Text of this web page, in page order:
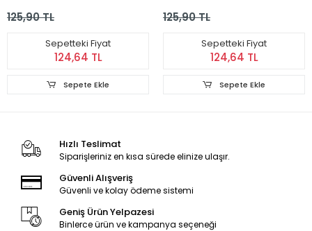
125,90 TL
Sepetteki Fiyat
124,64 TL
Sepete Ekle
125,90 TL
Sepetteki Fiyat
124,64 TL
Sepete Ekle
Hızlı Teslimat
Siparişleriniz en kısa sürede elinize ulaşır.
Güvenli Alışveriş
Güvenli ve kolay ödeme sistemi
Geniş Ürün Yelpazesi
Binlerce ürün ve kampanya seçeneği